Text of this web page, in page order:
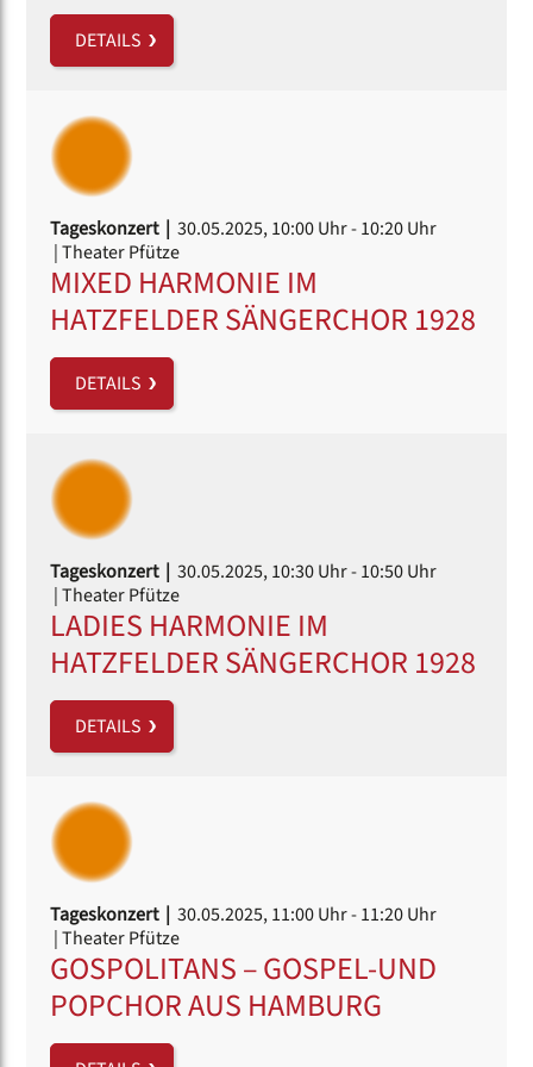
DETAILS
Tageskonzert | 30.05.2025, 10:00 Uhr- 10:20 Uhr
| Theater Pfütze
MIXED HARMONIE IM
HATZFELDER SÄNGERCHOR 1928
DETAILS
Tageskonzert | 30.05.2025, 10:30 Uhr- 10:50 Uhr
| Theater Pfütze
LADIES HARMONIE IM
HATZFELDER SÄNGERCHOR 1928
DETAILS
Tageskonzert | 30.05.2025, 11:00 Uhr- 11:20 Uhr
| Theater Pfütze
GOSPOLITANS – GOSPEL-UND
POPCHOR AUS HAMBURG